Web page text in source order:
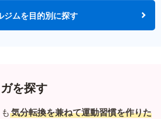
ジムを目的別に探す
を探す
気分転換を兼ねて運動習慣を作りた